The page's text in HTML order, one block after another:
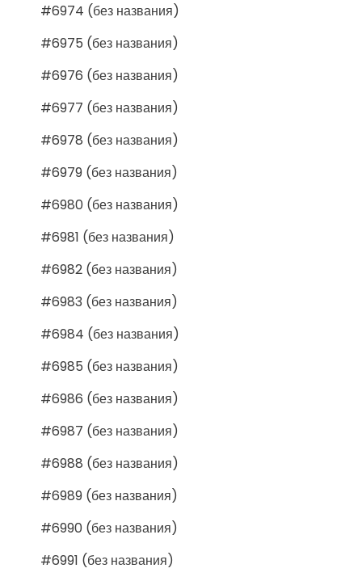
#6974 (без названия)
#6975 (без названия)
#6976 (без названия)
#6977 (без названия)
#6978 (без названия)
#6979 (без названия)
#6980 (без названия)
#6981 (без названия)
#6982 (без названия)
#6983 (без названия)
#6984 (без названия)
#6985 (без названия)
#6986 (без названия)
#6987 (без названия)
#6988 (без названия)
#6989 (без названия)
#6990 (без названия)
#6991 (без названия)